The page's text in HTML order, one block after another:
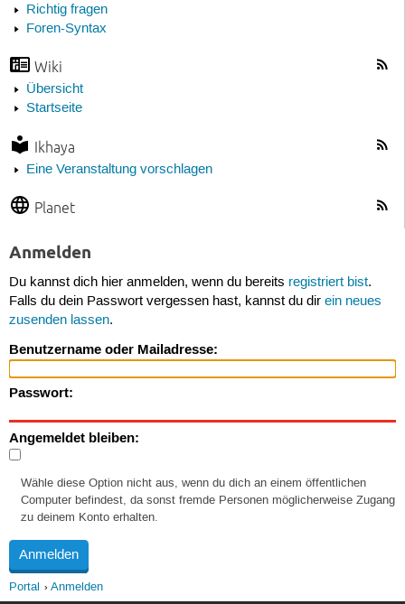
Richtig fragen
Foren-Syntax
Wiki
Übersicht
Startseite
Ikhaya
Eine Veranstaltung vorschlagen
Planet
Anmelden
Du kannst dich hier anmelden, wenn du bereits registriert bist.
Falls du dein Passwort vergessen hast, kannst du dir ein neues
zusenden lassen.
Benutzername oder Mailadresse:
Passwort:
Angemeldet bleiben:
Wähle diese Option nicht aus, wenn du dich an einem öffentlichen
Computer befindest, da sonst fremde Personen möglicherweise Zugang
zu deinem Konto erhalten.
Portal Anmelden